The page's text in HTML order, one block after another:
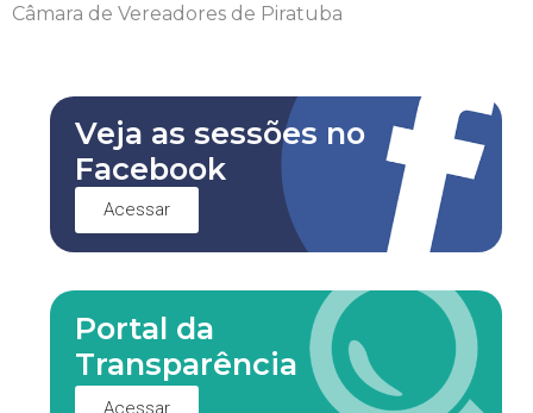
Câmara de Vereadores de Piratuba
Veja as sessões no
Facebook
Acessar
Portal da
Transparência
Acessar